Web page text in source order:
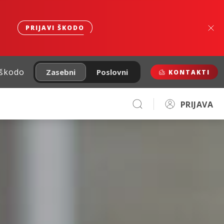
PRIJAVI ŠKODO
Zasebni Poslovni KONTAKTI
PRIJAVA